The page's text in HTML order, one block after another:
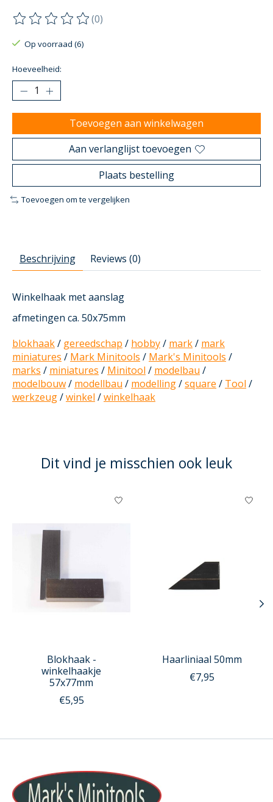
De beoordeling van dit product is
(0)
Op voorraad (6)
Hoeveelheid:
Toevoegen aan winkelwagen
Aan verlanglijst toevoegen
Plaats bestelling
Toevoegen om te vergelijken
Beschrijving Reviews (0)
Winkelhaak met aanslag
afmetingen ca. 50x75mm
blokhaak/ gereedschap / hobby/ mark/ mark
miniatures / Mark Minitools / Mark's Minitools /
marks / miniatures / Minitool / modelbau /
modelbouw/ modellbau / modelling/square / Tool /
werkzeug/winkel /winkelhaak
Dit vind je misschien ook leuk
Items van productcarrousel
Blokhaak -
winkelhaakje
57x77mm
€5,95
Haarliniaal 50mm
€7,95